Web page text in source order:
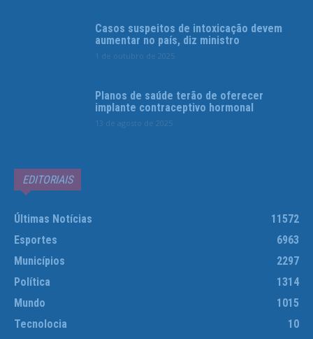
Casos suspeitos de intoxicação devem
aumentar no país, diz ministro
1 de outubro de 2025
Planos de saúde terão de oferecer
implante contraceptivo hormonal
13 de agosto de 2025
EDITORIAIS
Últimas Notícias
11572
Esportes
6963
Municípios
2297
Política
1314
Mundo
1015
Tecnolocia
10